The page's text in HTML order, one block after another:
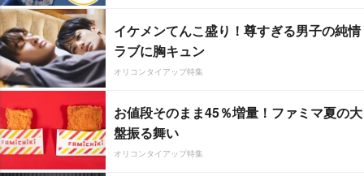
イケメンてんこ盛り！尊すぎる男子の純情
ラブに胸キュン
オリコンタイアップ特集
お値段そのまま45％増量！ファミマ夏の大
盤振る舞い
オリコンタイアップ特集